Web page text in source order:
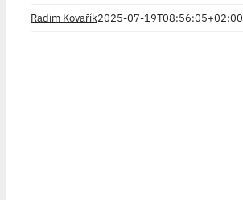
Radim Kovařík2025-07-19T08:56:05+02:00